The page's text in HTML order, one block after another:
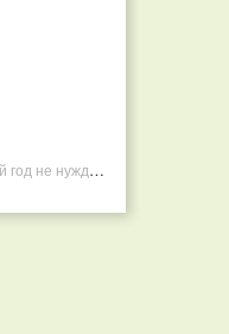
Горжусь тем, что моя семья круглый год не нуждается в покупных витаминах